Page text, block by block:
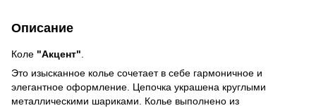
Описание
Коле "Акцент"
Это изысканное колье сочетает в себе гармоничное и
элегантное оформление. Цепочка украшена круглыми
металлическими шариками. Колье выполнено из